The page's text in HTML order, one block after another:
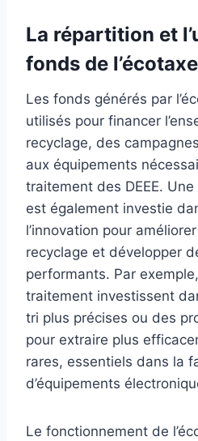
La répartition et
fonds de l’écotaxe
Les fonds générés par
utilisés pour financer
recyclage, des
aux équipements
traitement des DEEE.
est également investie
l’innovation pour
recyclage et développer
performants. Par
traitement investissent
tri plus précises ou des
pour extraire plus
rares, essentiels dans la
d’équipements
Le fonctionnement de